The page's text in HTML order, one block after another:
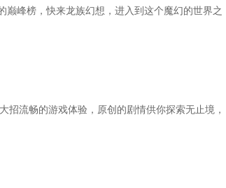
峰榜，快来龙族幻想，进入到这个魔幻的世界之
流畅的游戏体验，原创的剧情供你探索无止境，